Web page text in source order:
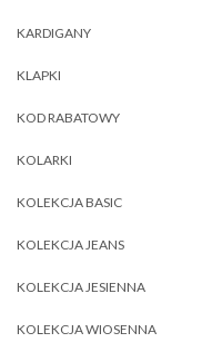
KARDIGANY
KLAPKI
KOD RABATOWY
KOLARKI
KOLEKCJA BASIC
KOLEKCJA JEANS
KOLEKCJA JESIENNA
KOLEKCJA WIOSENNA